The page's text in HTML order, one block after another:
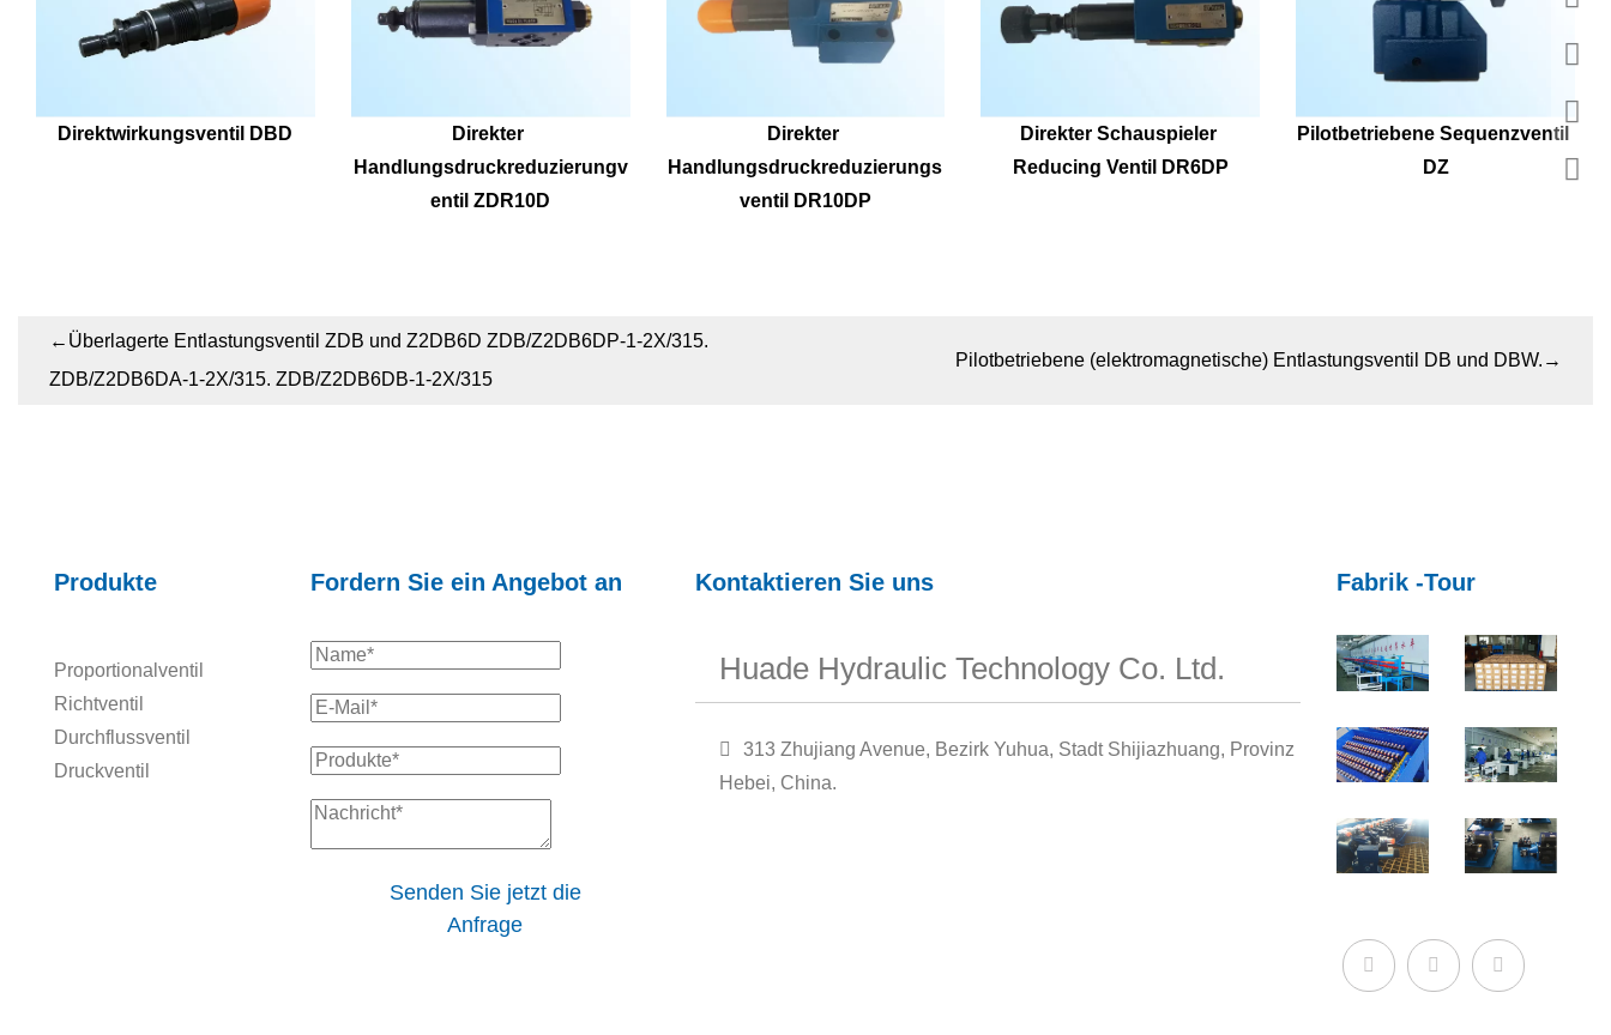
Direktwirkungsventil DBD
Direkter
Handlungsdruckreduzierungv
entil ZDR10D
Direkter
Handlungsdruckreduzierungs
ventil DR10DP
Direkter Schauspieler
Reducing Ventil DR6DP
Pilotbetriebene Sequenzventil
DZ
← Überlagerte Entlastungsventil ZDB und Z2DB6D ZDB/Z2DB6DP-1-2X/315.
ZDB/Z2DB6DA-1-2X/315. ZDB/Z2DB6DB-1-2X/315
Pilotbetriebene (elektromagnetische) Entlastungsventil DB und DBW. →
Produkte
Proportionalventil
Richtventil
Durchflussventil
Druckventil
Fordern Sie ein Angebot an
Senden Sie jetzt die
Anfrage
Kontaktieren Sie uns
Huade Hydraulic Technology Co. Ltd.
313 Zhujiang Avenue, Bezirk Yuhua, Stadt Shijiazhuang, Provinz
Hebei, China.
Fabrik -Tour